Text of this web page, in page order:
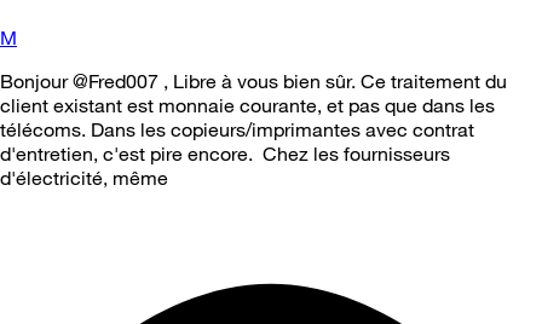
M
Bonjour @Fred007 , Libre à vous bien sûr. Ce traitement du
client existant est monnaie courante, et pas que dans les
télécoms. Dans les copieurs/imprimantes avec contrat
d'entretien, c'est pire encore. Chez les fournisseurs
d'électricité, même